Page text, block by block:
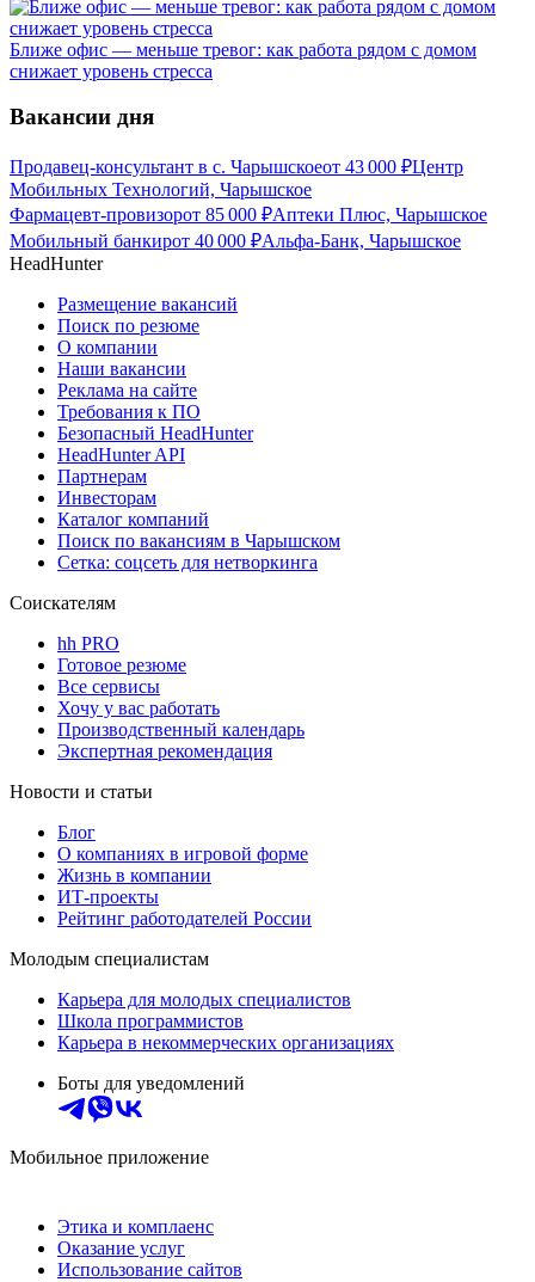
Ближе офис — меньше тревог: как работа рядом с домом
снижает уровень стресса
Вакансии дня
Продавец-консультант в с. Чарышскоеот 43 000 ₽Центр
Мобильных Технологий, Чарышское
Фармацевт-провизорот 85 000 ₽Аптеки Плюс, Чарышское
Мобильный банкирот 40 000 ₽Альфа-Банк, Чарышское
HeadHunter
Размещение вакансий
Поиск по резюме
О компании
Наши вакансии
Реклама на сайте
Требования к ПО
Безопасный HeadHunter
HeadHunter API
Партнерам
Инвесторам
Каталог компаний
Поиск по вакансиям в Чарышском
Сетка: соцсеть для нетворкинга
Соискателям
hh PRO
Готовое резюме
Все сервисы
Хочу у вас работать
Производственный календарь
Экспертная рекомендация
Новости и статьи
Блог
О компаниях в игровой форме
Жизнь в компании
ИТ-проекты
Рейтинг работодателей России
Молодым специалистам
Карьера для молодых специалистов
Школа программистов
Карьера в некоммерческих организациях
Боты для уведомлений
Мобильное приложение
Этика и комплаенс
Оказание услуг
Использование сайтов